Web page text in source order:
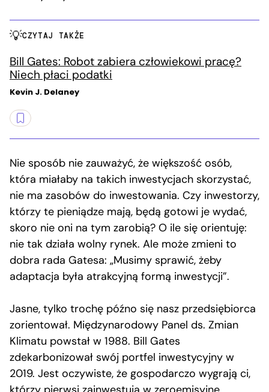
CZYTAJ TAKŻE
Bill Gates: Robot zabiera człowiekowi pracę?
Niech płaci podatki
Kevin J. Delaney
Nie sposób nie zauważyć, że większość osób,
która miałaby na takich inwestycjach skorzystać,
nie ma zasobów do inwestowania. Czy inwestorzy,
którzy te pieniądze mają, będą gotowi je wydać,
skoro nie oni na tym zarobią? O ile się orientuję:
nie tak działa wolny rynek. Ale może zmieni to
dobra rada Gatesa: „Musimy sprawić, żeby
adaptacja była atrakcyjną formą inwestycji”.
Jasne, tylko trochę późno się nasz przedsiębiorca
zorientował. Międzynarodowy Panel ds. Zmian
Klimatu powstał w 1988. Bill Gates
zdekarbonizował swój portfel inwestycyjny w
2019. Jest oczywiste, że gospodarczo wygrają ci,